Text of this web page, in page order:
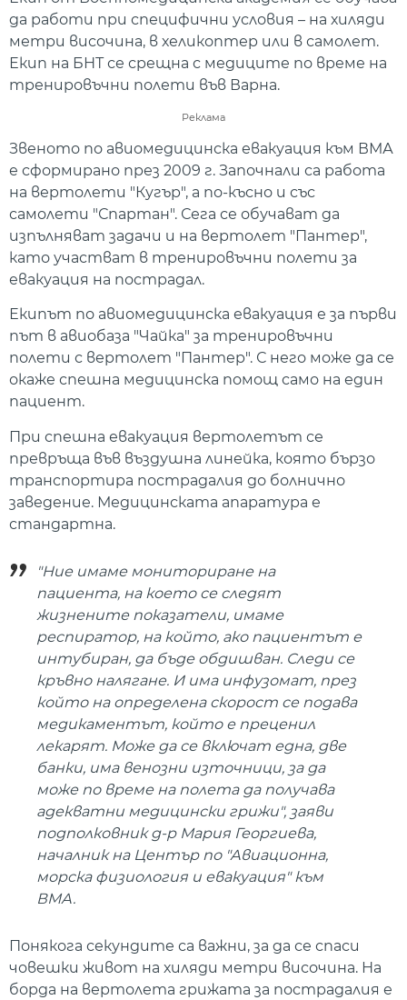
да работи при специфични условия – на хиляди
метри височина, в хеликоптер или в самолет.
Екип на БНТ се срещна с медиците по време на
тренировъчни полети във Варна.
Реклама
Звеното по авиомедицинска евакуация към ВМА
е сформирано през 2009 г. Започнали са работа
на вертолети "Кугър", а по-късно и със
самолети "Спартан". Сега се обучават да
изпълняват задачи и на вертолет "Пантер",
като участват в тренировъчни полети за
евакуация на пострадал.
Екипът по авиомедицинска евакуация е за първи
път в авиобаза "Чайка" за тренировъчни
полети с вертолет "Пантер". С него може да се
окаже спешна медицинска помощ само на един
пациент.
При спешна евакуация вертолетът се
превръща във въздушна линейка, която бързо
транспортира пострадалия до болнично
заведение. Медицинската апаратура е
стандартна.
"Ние имаме мониториране на
пациента, на което се следят
жизнените показатели, имаме
респиратор, на който, ако пациентът е
интубиран, да бъде обдишван. Следи се
кръвно налягане. И има инфузомат, през
който на определена скорост се подава
медикаментът, който е преценил
лекарят. Може да се включат една, две
банки, има венозни източници, за да
може по време на полета да получава
адекватни медицински грижи", заяви
подполковник д-р Мария Георгиева,
началник на Център по "Авиационна,
морска физиология и евакуация" към
ВМА.
Понякога секундите са важни, за да се спаси
човешки живот на хиляди метри височина. На
борда на вертолета грижата за пострадалия е